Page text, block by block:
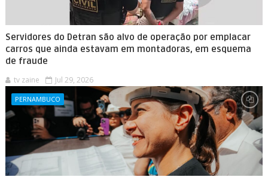
Servidores do Detran são alvo de operação por emplacar
carros que ainda estavam em montadoras, em esquema
de fraude
tv zaine Jul 29, 2026
PERNAMBUCO